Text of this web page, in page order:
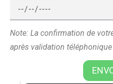
Note: La confirmation de
après validation